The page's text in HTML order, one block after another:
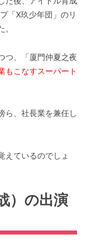
「X玖少年団」のリ
つ、「厦門仲夏之夜
もこなすスーパート
ら、社長業を兼任し
えているのでしょ
）の出演